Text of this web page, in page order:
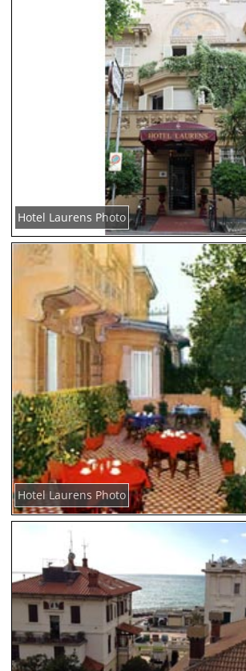
Hotel Laurens Photo
Hotel Laurens Photo